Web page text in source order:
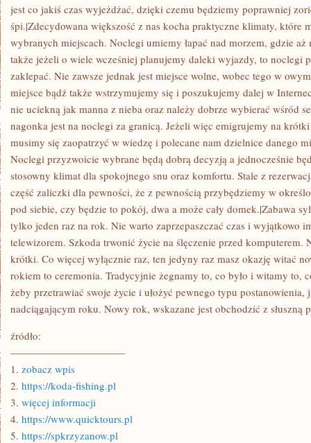
jest co jakiś czas wyjeżdżać, dzięki czemu będziemy poprawniej
śpi.|Zdecydowana większość z nas kocha praktyczne klimaty, które
wybranych miejscach. Noclegi umiemy łapać nad morzem, gdzie
także jeżeli o wiele wcześniej planujemy daleki wyjazdy, to noclegi
zaklepać. Nie zawsze jednak jest miejsce wolne, wobec tego w
miejsce bądź także wstrzymujemy się i poszukujemy dalej w
nie uciekną jak manna z nieba oraz należy dobrze wybierać wśród
nagonka jest na noclegi za granicą. Jeżeli więc emigrujemy na
musimy się zaopatrzyć w wiedzę i polecane nam dzielnice danego
Noclegi przyzwoicie wybrane będą dobrą decyzją a jednocześnie
stosowny klimat dla spokojnego snu oraz komfortu. Stale z
część zaliczki dla pewności, że z pewnością przybędziemy w
pod siebie, czy będzie to pokój, dwa a może cały domek.|Zabawa
tylko jeden raz na rok. Nie warto zaprzepaszczać czas i wyjątkowo
telewizorem. Szkoda trwonić życie na ślęczenie przed komputerem.
krótki. Co więcej wyłącznie raz, ten jedyny raz masz okazję witać
rokiem to ceremonia. Tradycyjnie żegnamy to, co było i witamy to,
żeby przetrawiać swoje życie i ułożyć pewnego typu
nadciągającym roku. Nowy rok, wskazane jest obchodzić z słuszną
źródło:
———————————
1. zobacz wpis
2. https://koda-fishing.pl
3. więcej informacji
4. https://www.quicktours.pl
5. https://spkrzyzanow.pl